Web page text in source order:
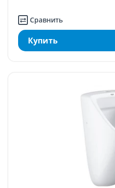
Сравнить
Купить